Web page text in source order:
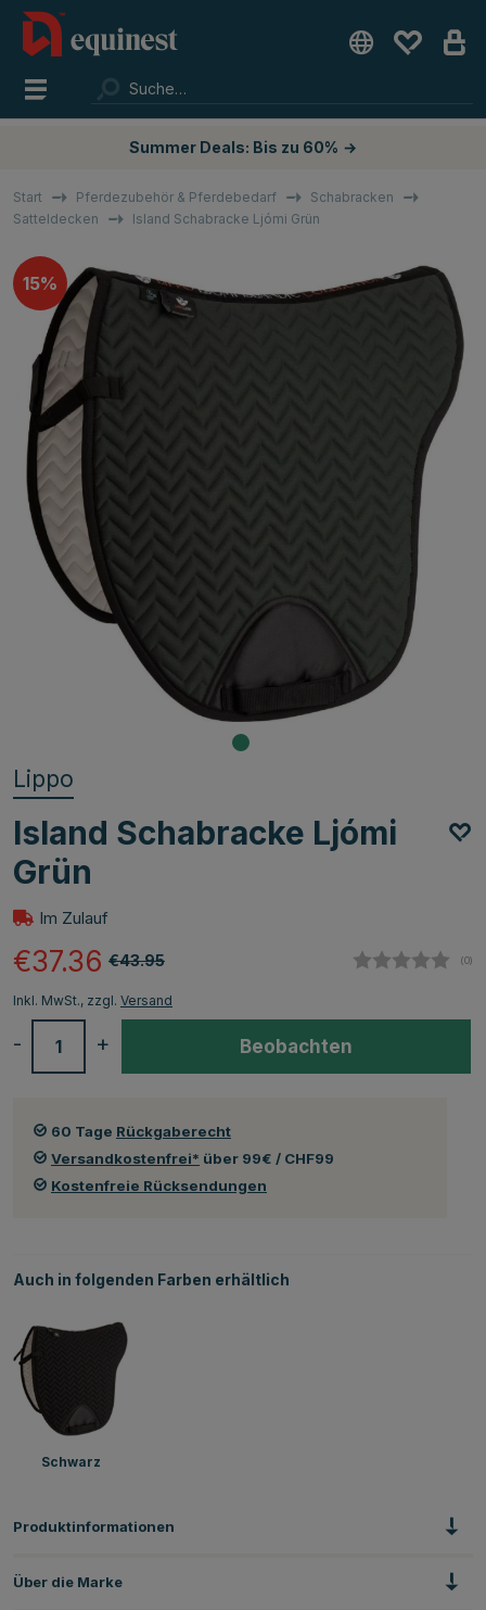
Summer Deals: Bis zu 60% →
Start Pferdezubehör & Pferdebedarf
Schabracken
Satteldecken
Island Schabracke Ljómi Grün
15
Lippo
Island Schabracke Ljómi
Grün
Im Zulauf
€43.95
€37.36 (0)
Inkl. MwSt., zzgl. Versand
+
- Beobachten
60 Tage Rückgaberecht
Versandkostenfrei* über 99€ / CHF99
Kostenfreie Rücksendungen
Auch in folgenden Farben erhältlich
Schwarz
Produktinformationen
Über die Marke